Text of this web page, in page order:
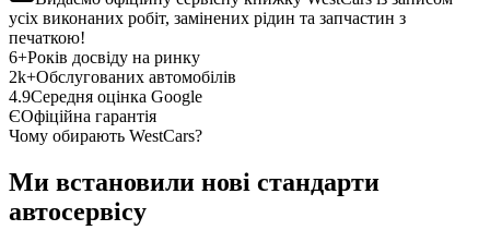
усіх виконаних робіт, замінених рідин та запчастин з
печаткою!
6+Років досвіду на ринку
2k+Обслугованих автомобілів
4.9Середня оцінка Google
ЄОфіційна гарантія
Чому обирають WestCars?
Ми встановили нові стандарти
автосервісу